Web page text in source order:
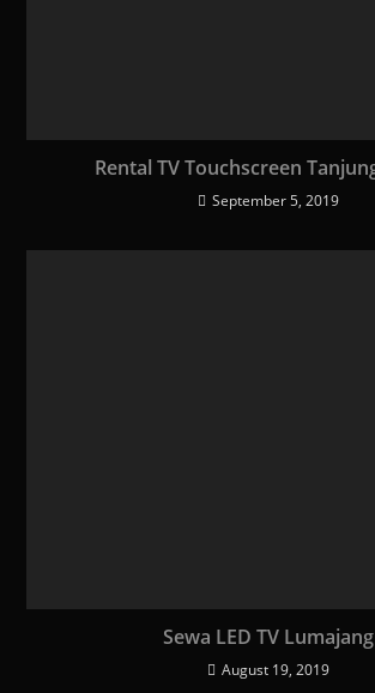
Rental TV Touchscreen
September 5, 2019
Sewa LED TV Lumajang
August 19, 2019